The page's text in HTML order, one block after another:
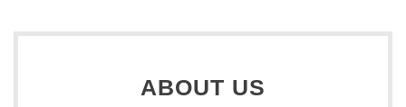
ABOUT US